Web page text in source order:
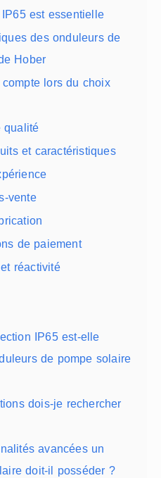
est essentielle
des onduleurs de
Hober
lors du choix
qualité
et caractéristiques
vente
de paiement
réactivité
IP65 est-elle
de pompe solaire
dois-je rechercher
avancées un
doit-il posséder ?